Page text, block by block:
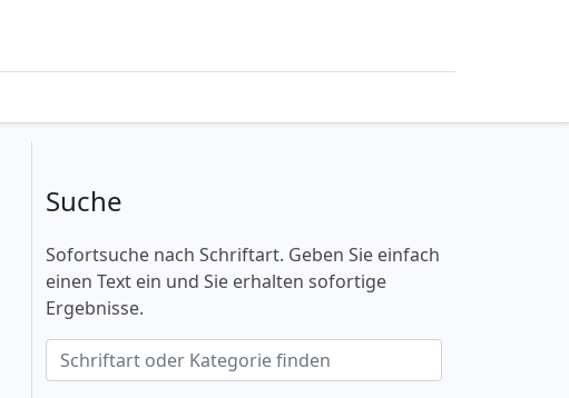
Suche
Sofortsuche nach Schriftart. Geben Sie einfach
einen Text ein und Sie erhalten sofortige
Ergebnisse.